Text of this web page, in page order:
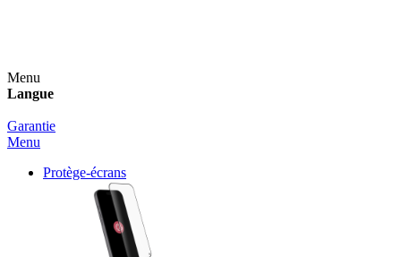
Menu
Langue
Garantie
Menu
Protège-écrans